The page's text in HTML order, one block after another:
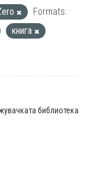
Formats:
книга
библиотека